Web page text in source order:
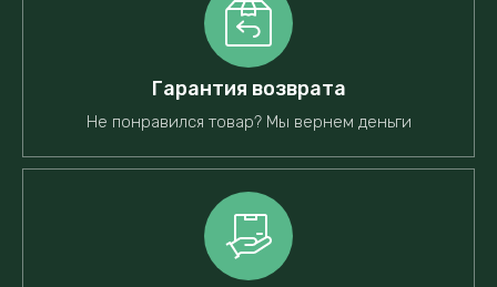
Гарантия возврата
Не понравился товар? Мы вернем деньги